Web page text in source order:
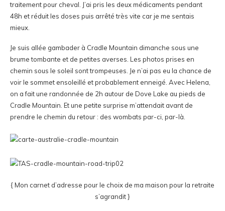
traitement pour cheval. J’ai pris les deux médicaments pendant
48h et réduit les doses puis arrêté très vite car je me sentais
mieux.
Je suis allée gambader à Cradle Mountain dimanche sous une
brume tombante et de petites averses. Les photos prises en
chemin sous le soleil sont trompeuses. Je n’ai pas eu la chance de
voir le sommet ensoleillé et probablement enneigé. Avec Helena,
on a fait une randonnée de 2h autour de Dove Lake au pieds de
Cradle Mountain. Et une petite surprise m’attendait avant de
prendre le chemin du retour : des wombats par-ci, par-là.
{ Mon carnet d’adresse pour le choix de ma maison pour la retraite
s’agrandit }